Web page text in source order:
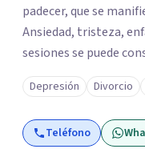
padecer, que se
Ansiedad, tristeza,
sesiones se puede
porqué y cómo
esas "mochilas" y
Yo te acompañaré en
protagonista activo/a
Depresión Divorcio
Teléfono